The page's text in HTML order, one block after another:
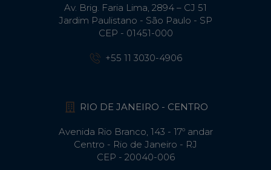
Av. Brig. Faria Lima, 2894 – CJ 51
Jardim Paulistano - São Paulo - SP
CEP - 01451-000
+55 11 3030-4906
RIO DE JANEIRO - CENTRO
Avenida Rio Branco, 143 - 17º andar
Centro - Rio de Janeiro - RJ
CEP - 20040-006